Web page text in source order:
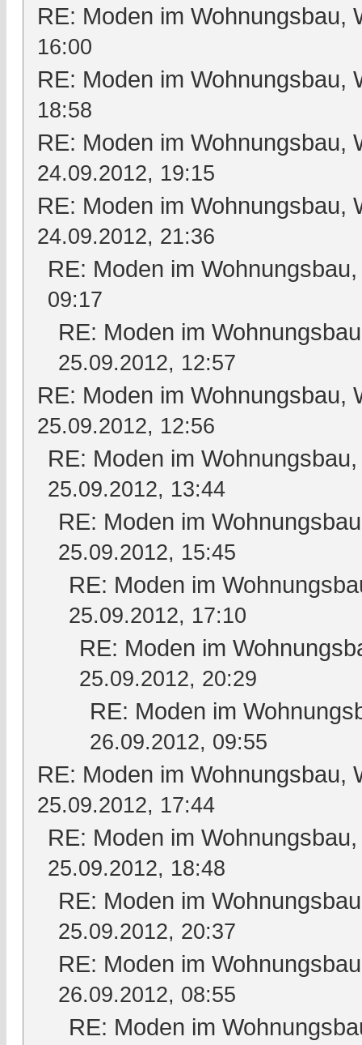
RE: Moden im Wohnungsbau,
16:00
RE: Moden im Wohnungsbau,
18:58
RE: Moden im Wohnungsbau,
24.09.2012, 19:15
RE: Moden im Wohnungsbau,
24.09.2012, 21:36
RE: Moden im
09:17
RE: Moden im
25.09.2012, 12:57
RE: Moden im Wohnungsbau,
25.09.2012, 12:56
RE: Moden im
25.09.2012, 13:44
RE: Moden im
25.09.2012, 15:45
RE: Moden im
25.09.2012, 17:10
RE: Moden im
25.09.2012, 20:29
RE: Moden im
26.09.2012, 09:55
RE: Moden im Wohnungsbau,
25.09.2012, 17:44
RE: Moden im
25.09.2012, 18:48
RE: Moden im
25.09.2012, 20:37
RE: Moden im
26.09.2012, 08:55
RE: Moden im